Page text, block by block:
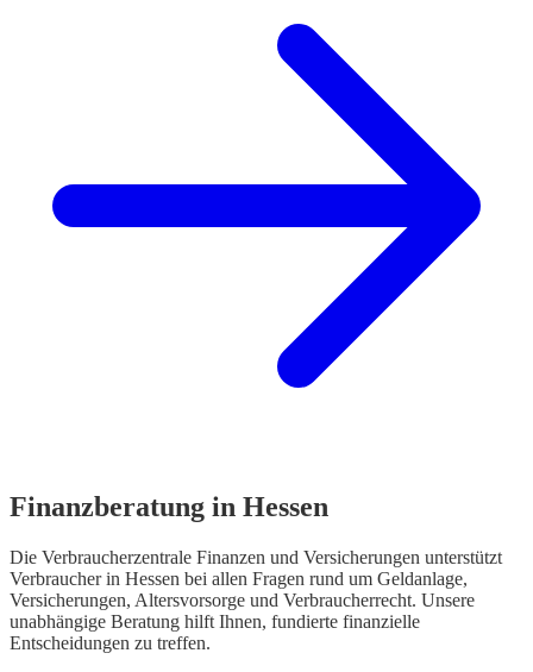
Finanzberatung in Hessen
Die Verbraucherzentrale Finanzen und Versicherungen unterstützt
Verbraucher in Hessen bei allen Fragen rund um Geldanlage,
Versicherungen, Altersvorsorge und Verbraucherrecht. Unsere
unabhängige Beratung hilft Ihnen, fundierte finanzielle
Entscheidungen zu treffen.